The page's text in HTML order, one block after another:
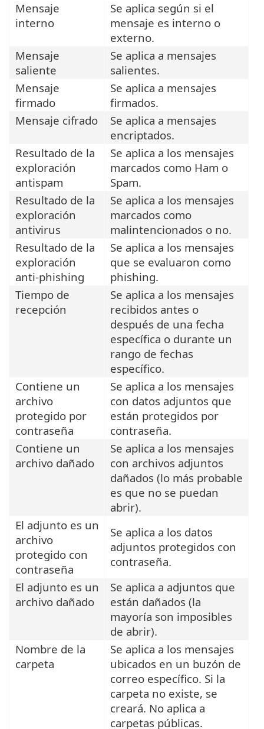
Mensaje
interno
Se aplica según si el
mensaje es interno o
externo.
Mensaje
saliente
Se aplica a mensajes
salientes.
Mensaje
firmado
Se aplica a mensajes
firmados.
Mensaje cifrado
Se aplica a mensajes
encriptados.
Resultado de la
exploración
antispam
Se aplica a los mensajes
marcados como Ham o
Spam.
Resultado de la
exploración
antivirus
Se aplica a los mensajes
marcados como
malintencionados o no.
Resultado de la
exploración
anti-phishing
Se aplica a los mensajes
que se evaluaron como
phishing.
Tiempo de
recepción
Se aplica a los mensajes
recibidos antes o
después de una fecha
específica o durante un
rango de fechas
específico.
Contiene un
archivo
protegido por
contraseña
Se aplica a los mensajes
con datos adjuntos que
están protegidos por
contraseña.
Contiene un
archivo dañado
Se aplica a los mensajes
con archivos adjuntos
dañados (lo más probable
es que no se puedan
abrir).
El adjunto es un
archivo
protegido con
contraseña
Se aplica a los datos
adjuntos protegidos con
contraseña.
El adjunto es un
archivo dañado
Se aplica a adjuntos que
están dañados (la
mayoría son imposibles
de abrir).
Nombre de la
carpeta
Se aplica a los mensajes
ubicados en un buzón de
correo específico. Si la
carpeta no existe, se
creará. No aplica a
carpetas públicas.